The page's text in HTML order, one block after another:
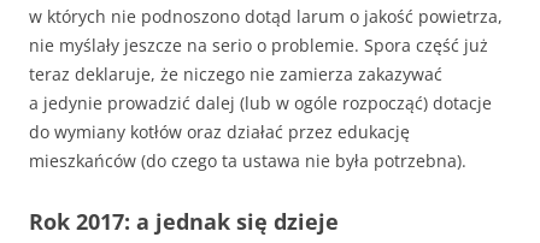
w których nie podnoszono dotąd larum o jakość powietrza,
nie myślały jeszcze na serio o problemie. Spora część już
teraz deklaruje, że niczego nie zamierza zakazywać
a jedynie prowadzić dalej (lub w ogóle rozpocząć) dotacje
do wymiany kotłów oraz działać przez edukację
mieszkańców (do czego ta ustawa nie była potrzebna).
Rok 2017: a jednak się dzieje